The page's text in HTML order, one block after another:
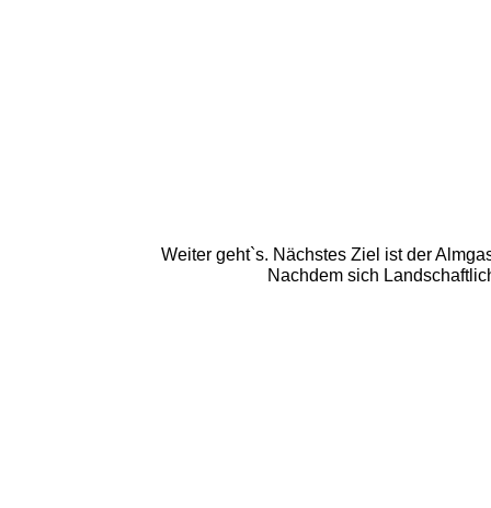
Weiter geht`s. Nächstes Ziel ist der
Nachdem sich